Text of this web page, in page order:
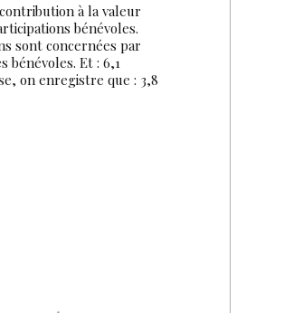
à la valeur
bénévoles.
sont concernées par
bénévoles. Et : 6,1
on enregistre que : 3,8